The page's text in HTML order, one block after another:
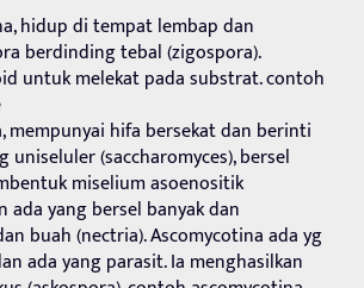
hidup di tempat lembap dan
berdinding tebal (zigospora).
untuk melekat pada substrat. contoh
mempunyai hifa bersekat dan berinti
uniseluler (saccharomyces), bersel
miselium asoenositik
ada yang bersel banyak dan
buah (nectria). Ascomycotina ada yg
ada yang parasit. Ia menghasilkan